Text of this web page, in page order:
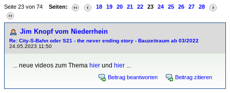
Seite 23 von 74 Seiten: 18 19 20 21 22 23 24 25 26 27 28
Jim Knopf vom Niederrhein
Re: City-S-Bahn oder S21 - the never ending story - Bauzeitraum ab 03/2022
24.05.2023 11:50
... neue videos zum Thema hier und hier ...
Beitrag beantworten Beitrag zitieren